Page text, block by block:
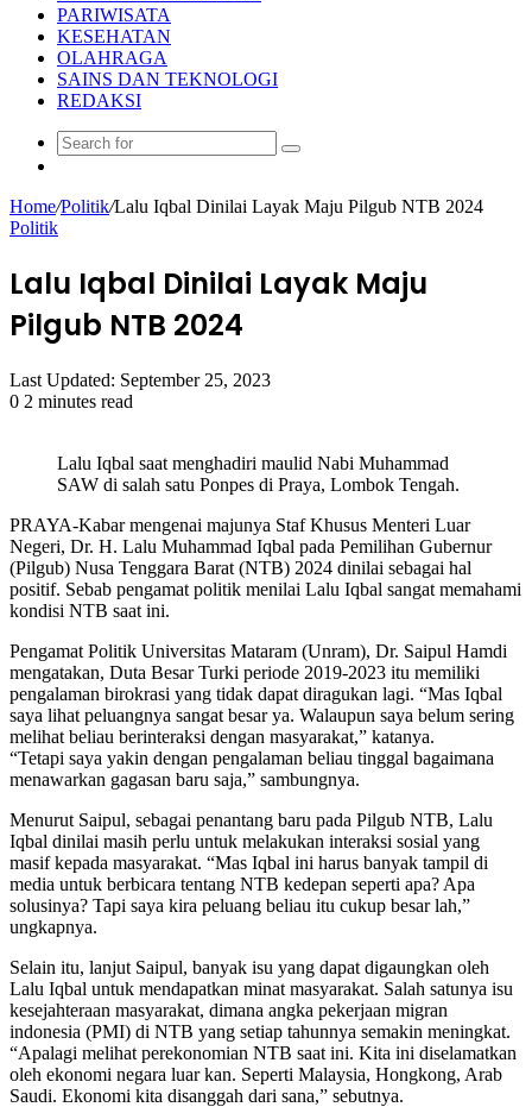
PARIWISATA
KESEHATAN
OLAHRAGA
SAINS DAN TEKNOLOGI
REDAKSI
Search
Home/Politik/Lalu Iqbal Dinilai Layak Maju Pilgub NTB 2024
Politik
Lalu Iqbal Dinilai Layak Maju
Pilgub NTB 2024
Last Updated: September 25, 2023
0 2 minutes read
Lalu Iqbal saat menghadiri maulid Nabi Muhammad
SAW di salah satu Ponpes di Praya, Lombok Tengah.
PRAYA-Kabar mengenai majunya Staf Khusus Menteri Luar
Negeri, Dr. H. Lalu Muhammad Iqbal pada Pemilihan Gubernur
(Pilgub) Nusa Tenggara Barat (NTB) 2024 dinilai sebagai hal
positif. Sebab pengamat politik menilai Lalu Iqbal sangat memahami
kondisi NTB saat ini.
Pengamat Politik Universitas Mataram (Unram), Dr. Saipul Hamdi
mengatakan, Duta Besar Turki periode 2019-2023 itu memiliki
pengalaman birokrasi yang tidak dapat diragukan lagi. “Mas Iqbal
saya lihat peluangnya sangat besar ya. Walaupun saya belum sering
melihat beliau berinteraksi dengan masyarakat,” katanya.
“Tetapi saya yakin dengan pengalaman beliau tinggal bagaimana
menawarkan gagasan baru saja,” sambungnya.
Menurut Saipul, sebagai penantang baru pada Pilgub NTB, Lalu
Iqbal dinilai masih perlu untuk melakukan interaksi sosial yang
masif kepada masyarakat. “Mas Iqbal ini harus banyak tampil di
media untuk berbicara tentang NTB kedepan seperti apa? Apa
solusinya? Tapi saya kira peluang beliau itu cukup besar lah,”
ungkapnya.
Selain itu, lanjut Saipul, banyak isu yang dapat digaungkan oleh
Lalu Iqbal untuk mendapatkan minat masyarakat. Salah satunya isu
kesejahteraan masyarakat, dimana angka pekerjaan migran
indonesia (PMI) di NTB yang setiap tahunnya semakin meningkat.
“Apalagi melihat perekonomian NTB saat ini. Kita ini diselamatkan
oleh ekonomi negara luar kan. Seperti Malaysia, Hongkong, Arab
Saudi. Ekonomi kita disanggah dari sana,” sebutnya.